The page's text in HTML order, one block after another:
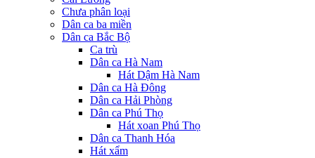
Chưa phân loại
Dân ca ba miền
Dân ca Bắc Bộ
Ca trù
Dân ca Hà Nam
Hát Dậm Hà Nam
Dân ca Hà Đông
Dân ca Hải Phòng
Dân ca Phú Thọ
Hát xoan Phú Thọ
Dân ca Thanh Hóa
Hát xẩm